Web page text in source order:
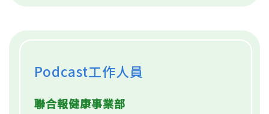
Podcast工作人員
聯合報健康事業部